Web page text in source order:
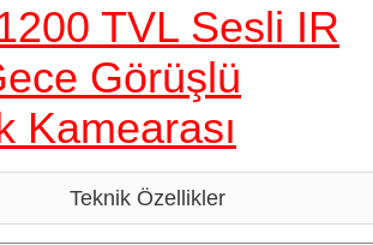
TVL Sesli IR
Görüşlü
Kamearası
Teknik Özellikler